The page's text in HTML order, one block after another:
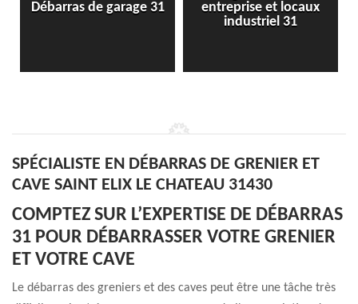
de garage 31
entreprise et locaux
industriel 31
SPÉCIALISTE EN DÉBARRAS DE GRENIER ET
CAVE SAINT ELIX LE CHATEAU 31430
COMPTEZ SUR L’EXPERTISE DE DÉBARRAS
31 POUR DÉBARRASSER VOTRE GRENIER
ET VOTRE CAVE
Le débarras des greniers et des caves peut être une tâche très